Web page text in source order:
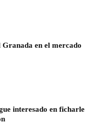
Granada en el mercado
interesado en ficharle